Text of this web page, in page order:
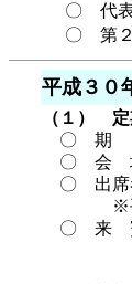
〇 代表
〇 第２
平成３０
（１）
〇 期 日
〇 会 場
〇 出
※平成２
〇 来 賓
・小鹿
・野